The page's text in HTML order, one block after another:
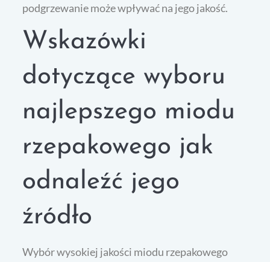
podgrzewanie może wpływać na jego jakość.
Wskazówki
dotyczące wyboru
najlepszego miodu
rzepakowego jak
odnaleźć jego
źródło
Wybór wysokiej jakości miodu rzepakowego